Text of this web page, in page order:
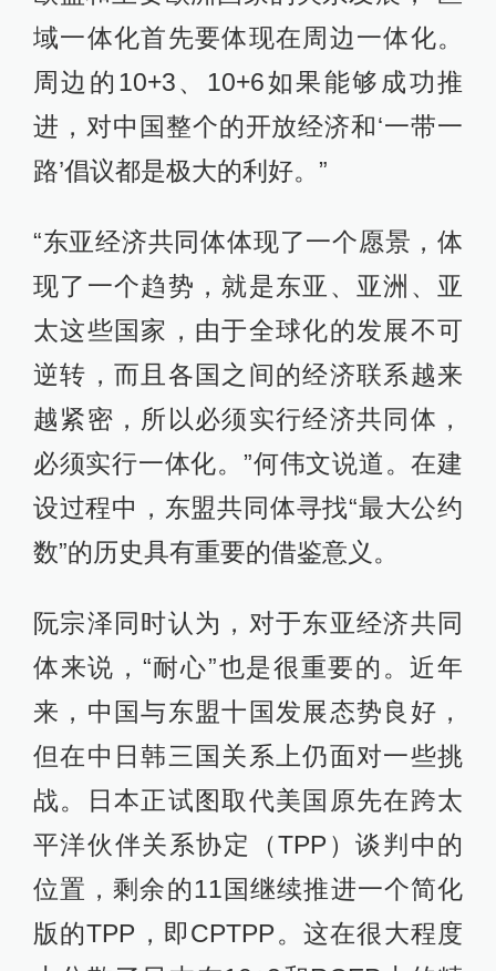
域一体化首先要体现在周边一体化。
周边的10+3、10+6如果能够成功推
进，对中国整个的开放经济和‘一带一
路’倡议都是极大的利好。”
“东亚经济共同体体现了一个愿景，体
现了一个趋势，就是东亚、亚洲、亚
太这些国家，由于全球化的发展不可
逆转，而且各国之间的经济联系越来
越紧密，所以必须实行经济共同体，
必须实行一体化。”何伟文说道。在建
设过程中，东盟共同体寻找“最大公约
数”的历史具有重要的借鉴意义。
阮宗泽同时认为，对于东亚经济共同
体来说，“耐心”也是很重要的。近年
来，中国与东盟十国发展态势良好，
但在中日韩三国关系上仍面对一些挑
战。日本正试图取代美国原先在跨太
平洋伙伴关系协定（TPP）谈判中的
位置，剩余的11国继续推进一个简化
版的TPP，即CPTPP。这在很大程度